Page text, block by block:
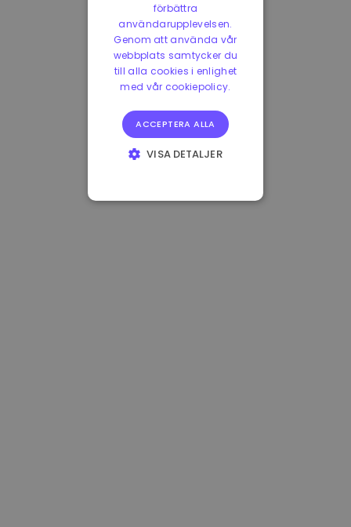
förbättra
användarupplevelsen.
Genom att använda vår
webbplats samtycker du
till alla cookies i enlighet
med vår cookiepolicy.
ACCEPTERA ALLA
VISA DETALJER